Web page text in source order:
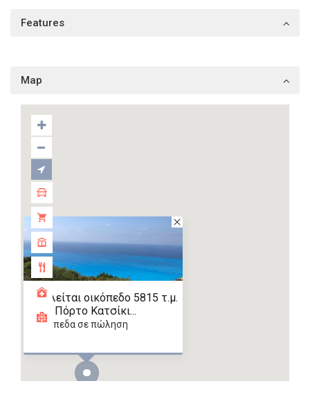
Features
Map
Πωλείται οικόπεδο 5815 τ.μ.
στο Πόρτο Κατσίκι...
οικόπεδα σε πώληση